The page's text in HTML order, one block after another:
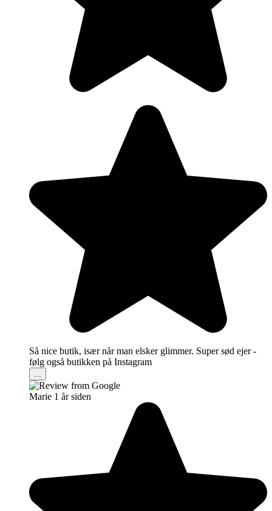
Så nice butik, især når man elsker glimmer. Super sød ejer -
følg også butikken på Instagram
...
Marie 1 år siden